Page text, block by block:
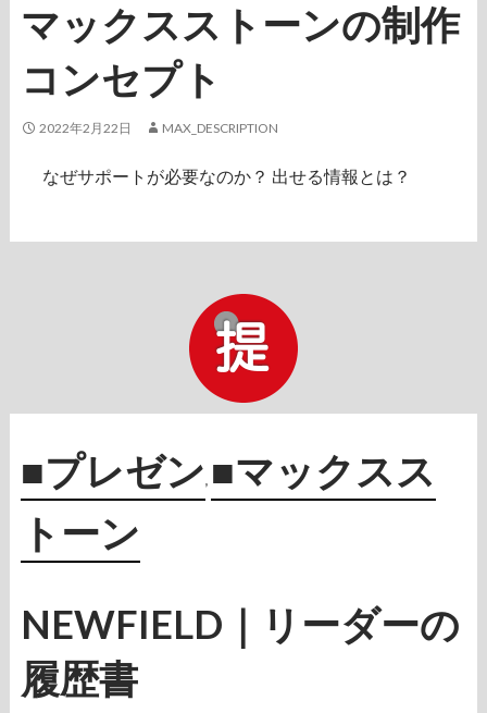
マックスストーンの制作
コンセプト
2022年2月22日 MAX_DESCRIPTION
なぜサポートが必要なのか？ 出せる情報とは？
■プレゼン, ■マックスス
トーン
NEWFIELD｜リーダーの
履歴書